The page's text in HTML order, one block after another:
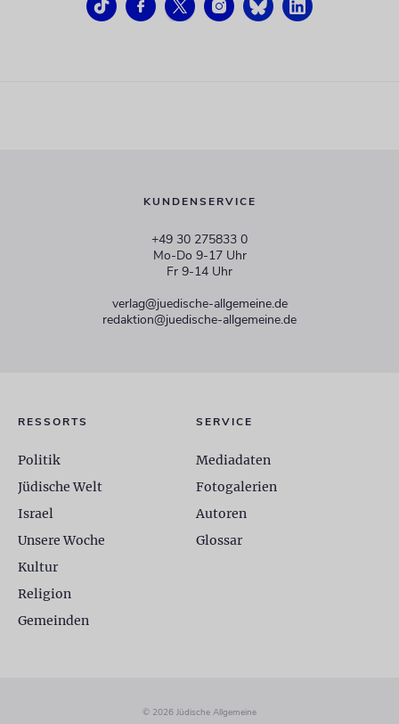
KUNDENSERVICE
+49 30 275833 0
Mo-Do 9-17 Uhr
Fr 9-14 Uhr
verlag@juedische-allgemeine.de
redaktion@juedische-allgemeine.de
RESSORTS
Politik
Jüdische Welt
Israel
Unsere Woche
Kultur
Religion
Gemeinden
SERVICE
Mediadaten
Fotogalerien
Autoren
Glossar
© 2026 Jüdische Allgemeine